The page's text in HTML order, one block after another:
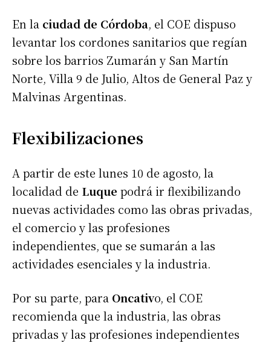
En la ciudad de Córdoba, el COE dispuso
levantar los cordones sanitarios que regían
sobre los barrios Zumarán y San Martín
Norte, Villa 9 de Julio, Altos de General Paz y
Malvinas Argentinas.
Flexibilizaciones
A partir de este lunes 10 de agosto, la
localidad de Luque podrá ir flexibilizando
nuevas actividades como las obras privadas,
el comercio y las profesiones
independientes, que se sumarán a las
actividades esenciales y la industria.
Por su parte, para Oncativo, el COE
recomienda que la industria, las obras
privadas y las profesiones independientes